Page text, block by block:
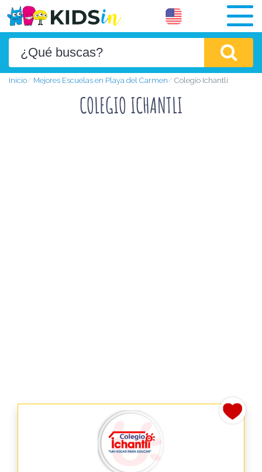
Inicio Mejores Escuelas en Playa del Carmen Colegio Ichantli
COLEGIO ICHANTLI